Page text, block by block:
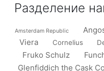
Разделение
Amsterdam Republic
Viera
Cornelius
Fruko Schulz
Glenfiddich the Cask